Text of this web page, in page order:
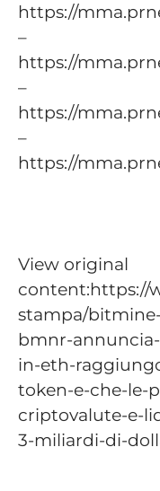
https://
–
https://
–
https://
–
https://
View original
content:https://
stampa/
bmnr-
in-eth-
token-e-che-le-
criptovalute-e-
3-miliardi-di-